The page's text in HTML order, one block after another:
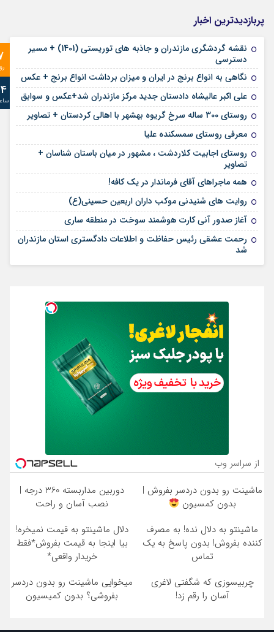
پربازدیدترین اخبار
نقشه گردشگری مازندران و جاذبه های توریستی (1401) + مسیر
دسترسی
نگاهی به انواع برنج در ایران و میزان برداشت انواع برنج + عکس
علی‌ اکبر عالیشاه دادستان جدید مرکز مازندران شد+عکس و سوابق
روستای 300 ساله سرخ ‌گریوه بهشهر با اهالی کردستان + تصاویر
معرفی روستای سمسکنده علیا
روستای اجابیت کلاردشت ، مشهور در میان باستان شناسان +
تصاویر
همه ماجراهای آقای فرماندار در یک کافه!
روایت های شنیدنی موکب داران اربعین حسینی(ع)
آغاز صدور آنی کارت هوشمند سوخت در منطقه ساری
رحمت عشقی رئیس حفاظت و اطلاعات دادگستری استان مازندران
شد
از سراسر وب
ماشینت رو بدون دردسر بفروش |
بدون کمسیون
دوربین مداربسته 360 درجه |
نصب آسان و راحت
ماشینتو به دلال نده! به مصرف
کننده بفروش! بدون پاسخ به یک
تماس
دلال ماشینتو به قیمت نمیخره!
بیا اینجا به قیمت بفروش*فقط
خریدار واقعی*
چربیسوزی که شگفتی لاغری
آسان را رقم زد!
میخوایی ماشینت رو بدون دردسر
بفروشی؟ بدون کمیسیون